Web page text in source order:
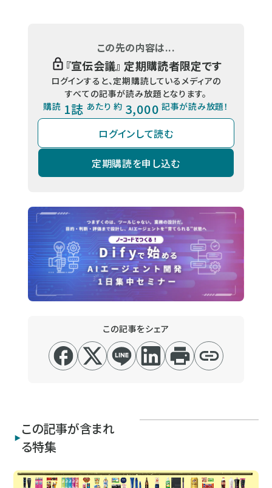
この先の内容は...
『宣伝会議』 定期購読者限定です
ログインすると、定期購読しているメディアの
すべての記事が読み放題となります。
購読 1誌 あたり 約 3,000 記事が読み放題！
ログインして読む
定期購読を申し込む
この記事をシェア
この記事が含まれ
る特集